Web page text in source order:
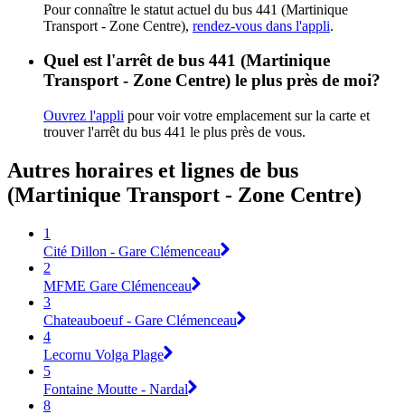
Pour connaître le statut actuel du bus 441 (Martinique
Transport - Zone Centre), rendez-vous dans l'appli.
Quel est l'arrêt de bus 441 (Martinique
Transport - Zone Centre) le plus près de moi?
Ouvrez l'appli pour voir votre emplacement sur la carte et
trouver l'arrêt du bus 441 le plus près de vous.
Autres horaires et lignes de bus
(Martinique Transport - Zone Centre)
1
Cité Dillon - Gare Clémenceau
2
MFME Gare Clémenceau
3
Chateauboeuf - Gare Clémenceau
4
Lecornu Volga Plage
5
Fontaine Moutte - Nardal
8